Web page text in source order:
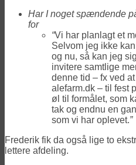
Har I noget spændende
for
“Vi har planlagt et
Selvom jeg ikke
og nu, så kan jeg
invitere samtlige
denne tid – fx ved
alefarm.dk – til fest
øl til formålet, som
tak og endnu en
som vi har oplevet.”
Frederik fik da også lige to
lettere afdeling.